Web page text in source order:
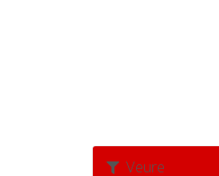
Veure